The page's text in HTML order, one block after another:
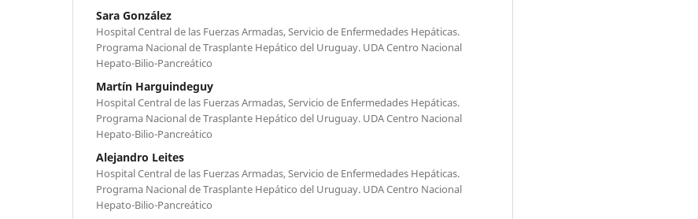
Sara González
Hospital Central de las Fuerzas Armadas, Servicio de Enfermedades Hepáticas.
Programa Nacional de Trasplante Hepático del Uruguay. UDA Centro Nacional
Hepato-Bilio-Pancreático
Martín Harguindeguy
Hospital Central de las Fuerzas Armadas, Servicio de Enfermedades Hepáticas.
Programa Nacional de Trasplante Hepático del Uruguay. UDA Centro Nacional
Hepato-Bilio-Pancreático
Alejandro Leites
Hospital Central de las Fuerzas Armadas, Servicio de Enfermedades Hepáticas.
Programa Nacional de Trasplante Hepático del Uruguay. UDA Centro Nacional
Hepato-Bilio-Pancreático